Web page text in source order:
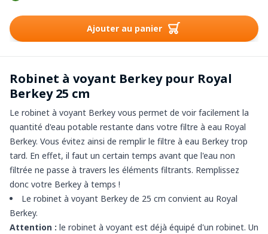
Ajouter au panier
Robinet à voyant Berkey pour Royal
Berkey 25 cm
Le robinet à voyant Berkey vous permet de voir facilement la
quantité d'eau potable restante dans votre filtre à eau Royal
Berkey. Vous évitez ainsi de remplir le filtre à eau Berkey trop
tard. En effet, il faut un certain temps avant que l'eau non
filtrée ne passe à travers les éléments filtrants. Remplissez
donc votre Berkey à temps !
Le robinet à voyant Berkey de 25 cm convient au Royal
Berkey.
Attention : le robinet à voyant est déjà équipé d'un robinet. Un